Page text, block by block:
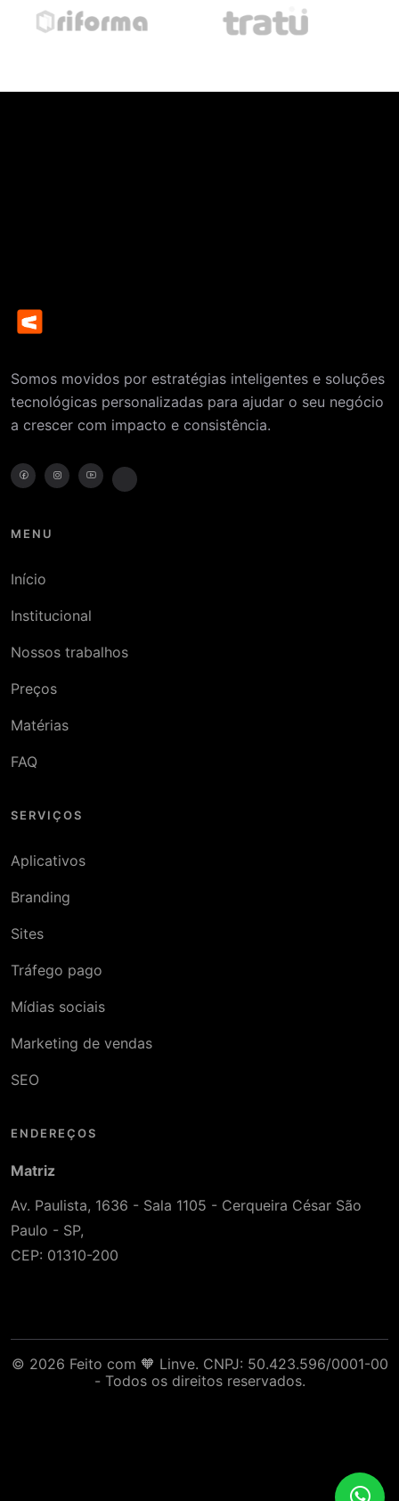
Somos movidos por estratégias inteligentes e soluções
tecnológicas personalizadas para ajudar o seu negócio
a crescer com impacto e consistência.
MENU
Início
Institucional
Nossos trabalhos
Preços
Matérias
FAQ
SERVIÇOS
Aplicativos
Branding
Sites
Tráfego pago
Mídias sociais
Marketing de vendas
SEO
ENDEREÇOS
Matriz
Av. Paulista, 1636 - Sala 1105 - Cerqueira César São
Paulo - SP,
CEP: 01310-200
© 2026 Feito com 🧡 Linve. CNPJ: 50.423.596/0001-00
- Todos os direitos reservados.